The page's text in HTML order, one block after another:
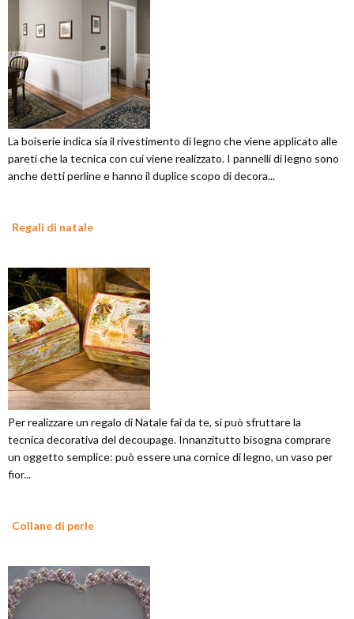
La boiserie indica sia il rivestimento di legno che viene applicato alle
pareti che la tecnica con cui viene realizzato. I pannelli di legno sono
anche detti perline e hanno il duplice scopo di decora...
Regali di natale
Per realizzare un regalo di Natale fai da te, si può sfruttare la
tecnica decorativa del decoupage. Innanzitutto bisogna comprare
un oggetto semplice: può essere una cornice di legno, un vaso per
fior...
Collane di perle